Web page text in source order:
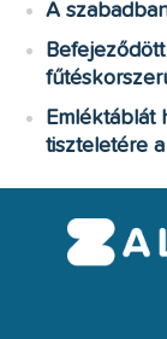
A
Emléktáblát
tiszteletére